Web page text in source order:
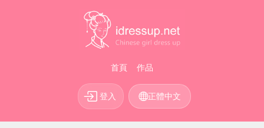
首頁 作品
登入 正體中文